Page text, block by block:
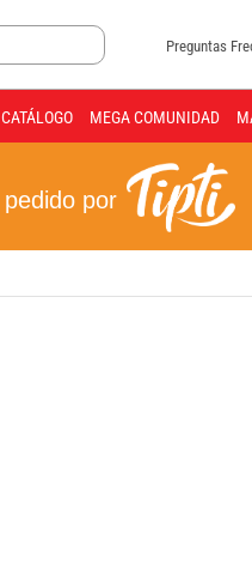
Preguntas
CATÁLOGO MEGA COMUNIDAD
por